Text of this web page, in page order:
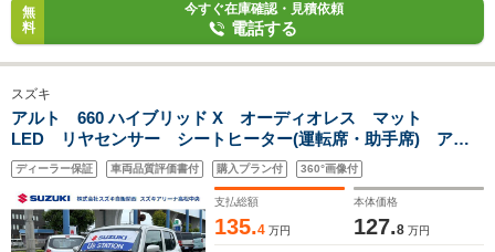
無
料
今すぐ在庫確認・見積依頼
電話する
スズキ
アルト 660 ハイブリッド X オーディオレス マット
LED リヤセンサー シートヒーター(運転席・助手席) アク
セサリーソケット プッシュスタート式エンジン リモコンキ
ー 2スピーカー オートエアコン アイドリングストップ
ディーラー保証 車両品質評価書付 購入プラン付 360°画像付
支払総額
135.4 万円
本体価格
127.8 万円